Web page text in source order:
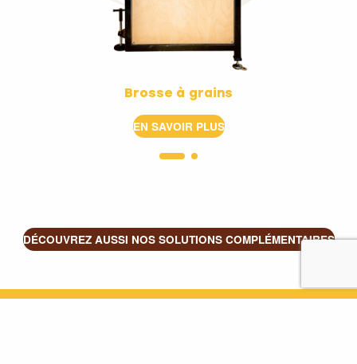
Brosse à grains
EN SAVOIR PLUS
DÉCOUVREZ AUSSI NOS SOLUTIONS COMPLÉMENTAIRES